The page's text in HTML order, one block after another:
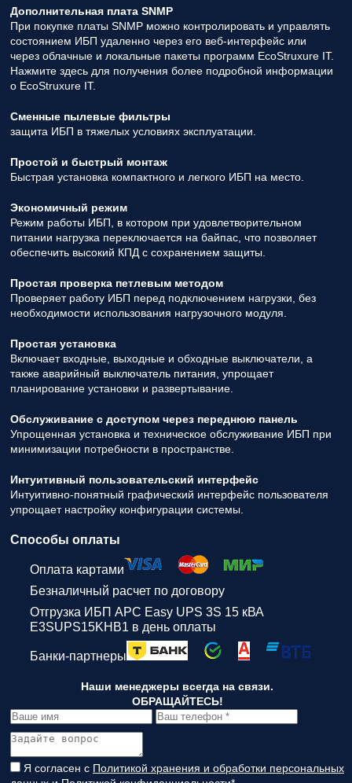
Дополнительная плата SNMP
При покупке платы SNMP можно контролировать и управлять
состоянием ИБП удаленно через его веб-интерфейс или
через облачные и локальные пакеты программ EcoStruxure IT.
Нажмите здесь для получения более подробной информации
о EcoStruxure IT.
Сменные пылевые фильтры
защита ИБП в тяжелых условиях эксплуатации.
Простой и быстрый монтаж
Быстрая установка компактного и легкого ИБП на место.
Экономичный режим
Режим работы ИБП, в котором при удовлетворительном
питании нагрузка переключается на байпас, что позволяет
обеспечить высокий КПД с сохранением защиты.
Простая проверка петлевым методом
Проверяет работу ИБП перед подключением нагрузки, без
необходимости использования нагрузочного модуля.
Простая установка
Включает входные, выходные и обходные выключатели, а
также аварийный выключатель питания, упрощает
планирование установки и развертывание.
Обслуживание с доступом через переднюю панель
Упрощенная установка и техническое обслуживание ИБП при
минимизации потребности в пространстве.
Интуитивный пользовательский интерфейс
Интуитивно-понятный графический интерфейс пользователя
упрощает настройку конфигурации системы.
Способы оплаты
Оплата картами
Безналичный расчет по договору
Отгрузка ИБП APC Easy UPS 3S 15 кВА
E3SUPS15KHB1 в день оплаты
Банки-партнеры
Наши менеджеры всегда на связи.
ОБРАЩАЙТЕСЬ!
Я согласен с Политикой хранения и обработки персональных